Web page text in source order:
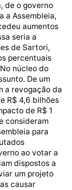
de o governo
a Assembleia,
aumentos
seria a
de Sartori,
percentuais
núcleo do
De um
a revogação da
R$ 4,6 bilhões
de R$ 1
consideram
para
ao votar a
dispostos a
um projeto
causar